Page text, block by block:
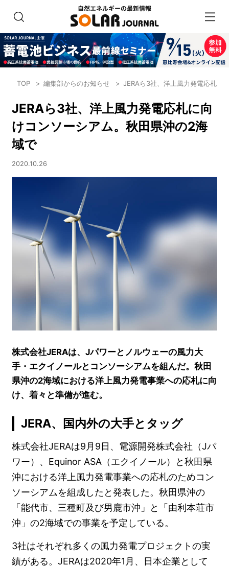
TOP 編集部からのお知らせ JERAら3社、洋上風力発電応札に
JERAら3社、洋上風力発電応札に向
けコンソーシアム。秋田県沖の2海
域で
2020.10.26
株式会社JERAは、Jパワーとノルウェーの風力大
手・エクイノールとコンソーシアムを組んだ。秋田
県沖の2海域における洋上風力発電事業への応札に向
け、着々と準備が進む。
JERA、国内外の大手とタッグ
株式会社JERAは9月9日、電源開発株式会社（Jパ
ワー）、Equinor ASA（エクイノール）と秋田県
沖における洋上風力発電事業への応札のためコン
ソーシアムを組成したと発表した。秋田県沖の
「能代市、三種町及び男鹿市沖」と「由利本荘市
沖」の2海域での事業を予定している。
3社はそれぞれ多くの風力発電プロジェクトの実
績がある。JERAは2020年1月、日本企業として